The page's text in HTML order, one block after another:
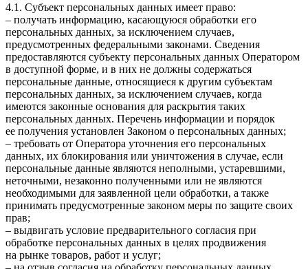
4.1. Субъект персональных данных имеет право:
– получать информацию, касающуюся обработки его
персональных данных, за исключением случаев,
предусмотренных федеральными законами. Сведения
предоставляются субъекту персональных данных Оператором
в доступной форме, и в них не должны содержаться
персональные данные, относящиеся к другим субъектам
персональных данных, за исключением случаев, когда
имеются законные основания для раскрытия таких
персональных данных. Перечень информации и порядок
ее получения установлен Законом о персональных данных;
– требовать от Оператора уточнения его персональных
данных, их блокирования или уничтожения в случае, если
персональные данные являются неполными, устаревшими,
неточными, незаконно полученными или не являются
необходимыми для заявленной цели обработки, а также
принимать предусмотренные законом меры по защите своих
прав;
– выдвигать условие предварительного согласия при
обработке персональных данных в целях продвижения
на рынке товаров, работ и услуг;